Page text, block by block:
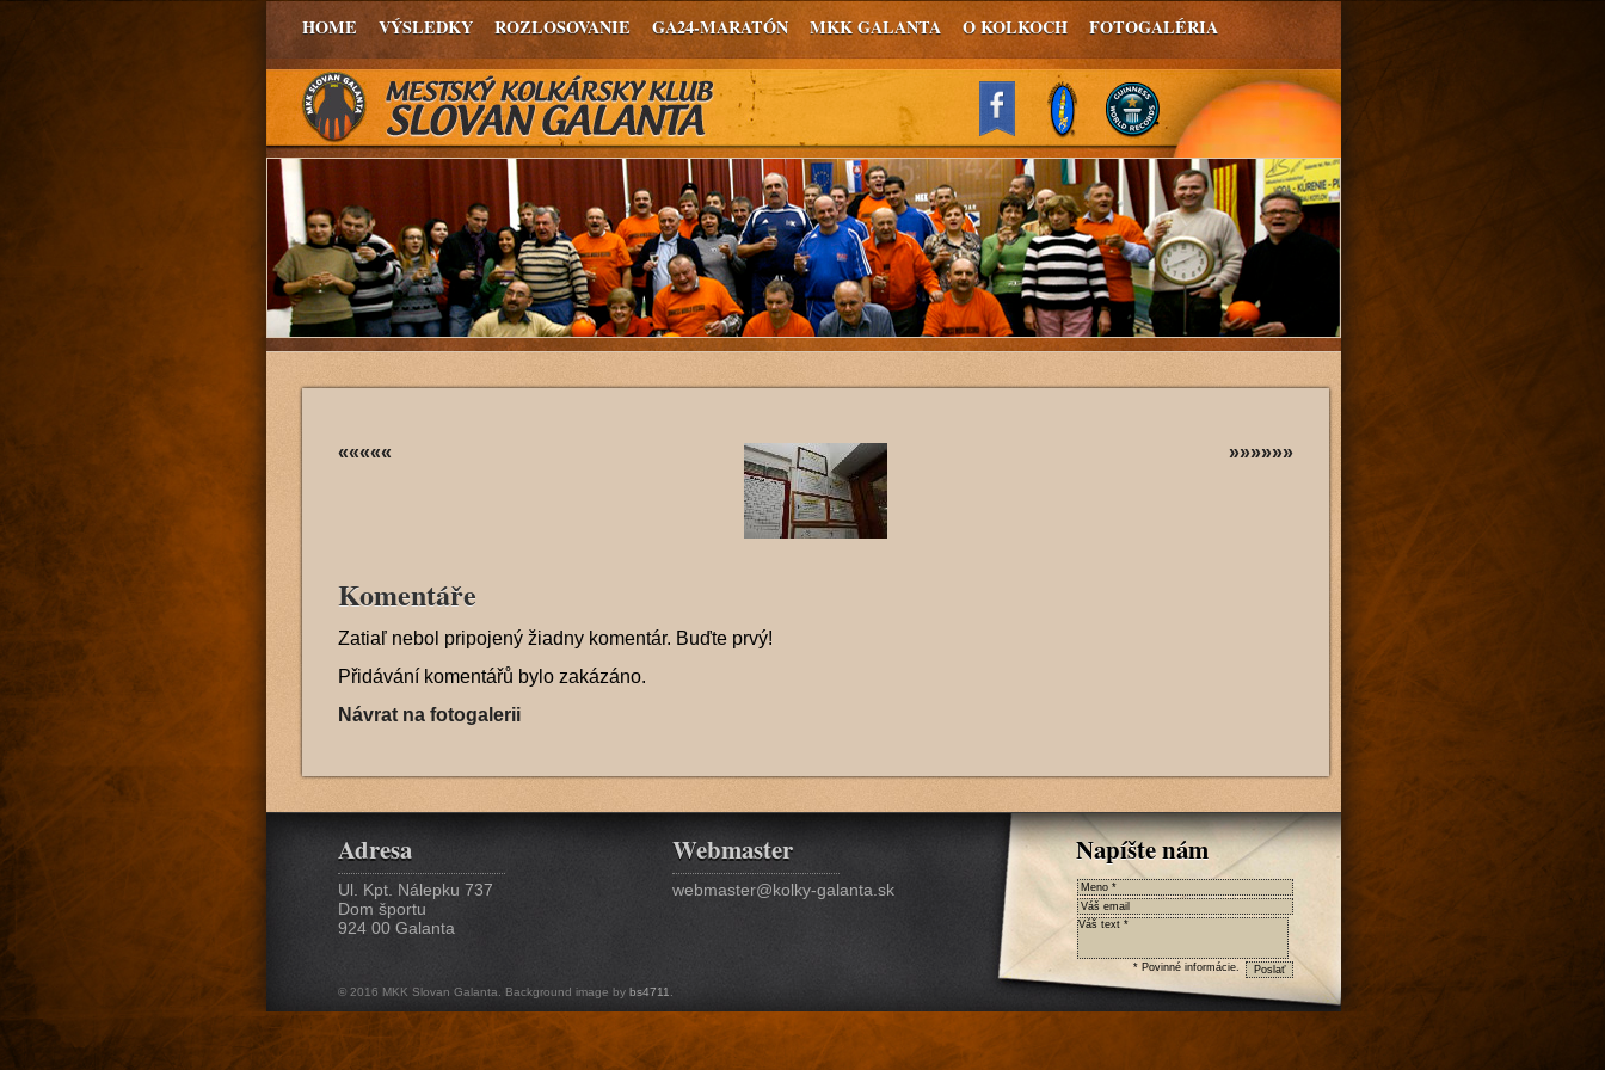
HOME VÝSLEDKY ROZLOSOVANIE GA24-MARATÓN MKK GALANTA O KOLKOCH FOTOGALÉRIA
««««« »»»»»»
Komentáře
Zatiaľ nebol pripojený žiadny komentár. Buďte prvý!
Přidávání komentářů bylo zakázáno.
Návrat na fotogalerii
Adresa
Ul. Kpt. Nálepku 737
Dom športu
924 00 Galanta
Webmaster
webmaster@kolky-galanta.sk
Napíšte nám
* Povinné informácie.
© 2016 MKK Slovan Galanta. Background image by bs4711